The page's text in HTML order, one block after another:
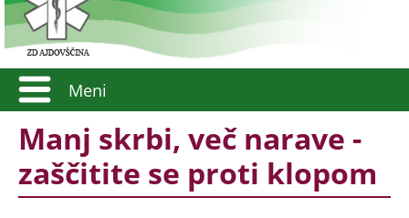
Meni
Manj skrbi, več narave -
zaščitite se proti klopom